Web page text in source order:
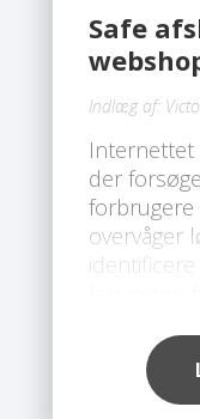
Safe
Indlæg af:
Internettet
der
forbrugere
overvåger